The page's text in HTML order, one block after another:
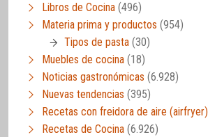
Libros de Cocina (496)
Materia prima y productos (954)
Tipos de pasta (30)
Muebles de cocina (18)
Noticias gastronómicas (6.928)
Nuevas tendencias (395)
Recetas con freidora de aire (airfryer)
Recetas de Cocina (6.926)